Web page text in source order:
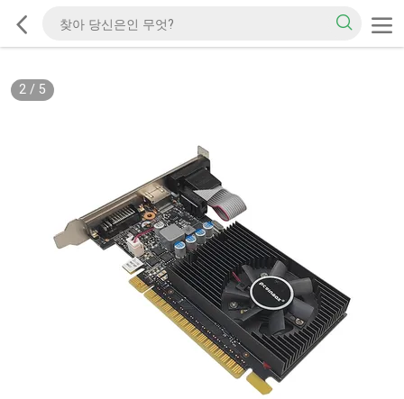
2/ 5